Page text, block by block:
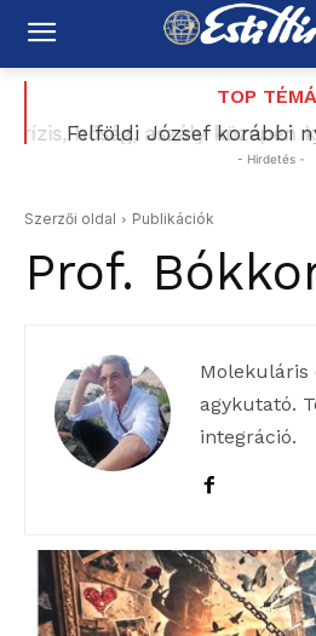
TOP
Felföldi József korábbi
számon kéri Magyar- Hirdetés -
Szerzői oldal Publikációk
Prof.
Molekuláris
agykutató.
integráció.